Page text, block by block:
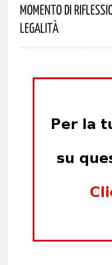
Momento Di
Legalità